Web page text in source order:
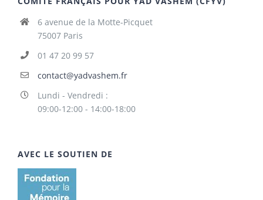
6 avenue de la Motte-Picquet
75007 Paris
01 47 20 99 57
contact@yadvashem.fr
Lundi - Vendredi :
09:00-12:00 - 14:00-18:00
AVEC LE SOUTIEN DE